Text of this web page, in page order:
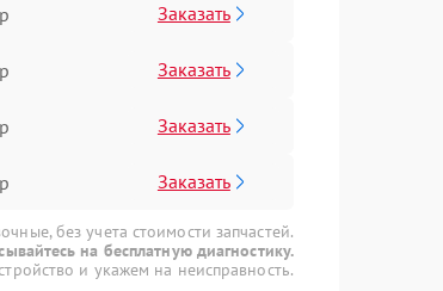
Заказать
Заказать
Заказать
Заказать
без учета стоимости запчастей.
на бесплатную диагностику.
и укажем на неисправность.